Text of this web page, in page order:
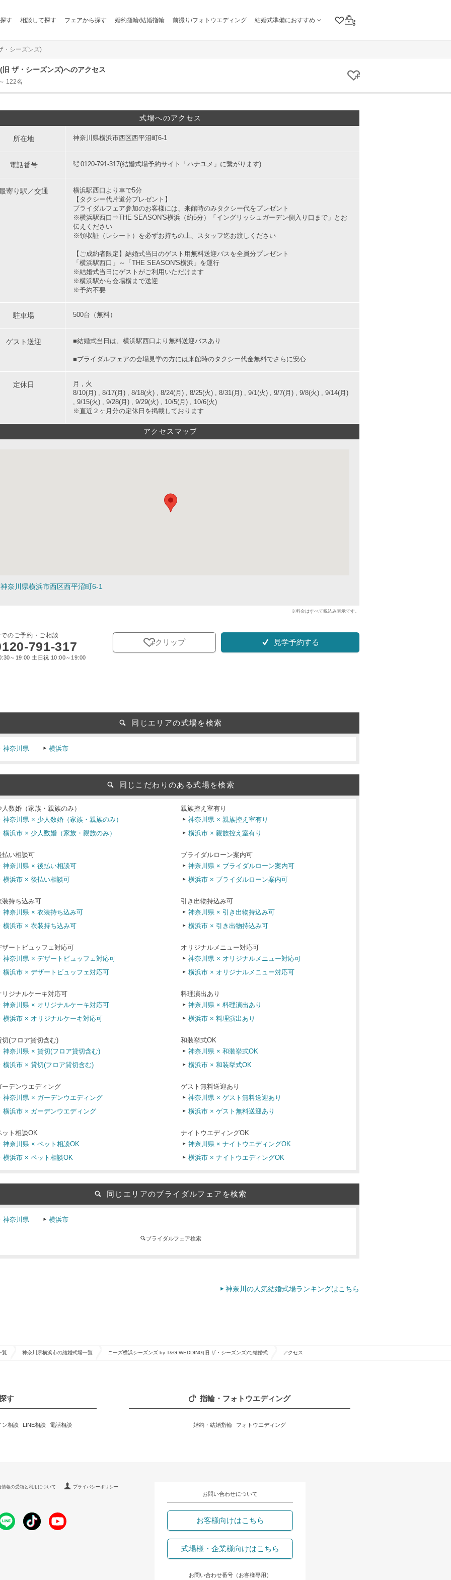
す 相談して探す フェアから探す 婚約指輪/結婚指輪 前撮り/フォトウエディング 結婚式準備におすすめ
クリップリスト
ログイン
・シーズンズ)
ザ・シーズンズ)へのアクセス
122名 クリップする
式場へのアクセス
所在地 神奈川県横浜市西区西平沼町6-1
電話番号 0120-791-317(結婚式場予約サイト「ハナユメ」に繋がります)
寄り駅／交通
横浜駅西口より車で5分
【タクシー代片道分プレゼント】
ブライダルフェア参加のお客様には、来館時のみタクシー代をプレゼント
※横浜駅西口⇒THE SEASON'S横浜（約5分）「イングリッシュガーデン側入り口まで」とお
伝えください
※領収証（レシート）を必ずお持ちの上、スタッフ迄お渡しください
【ご成約者限定】結婚式当日のゲスト用無料送迎バスを全員分プレゼント
「横浜駅西口」～「THE SEASON'S横浜」を運行
※結婚式当日にゲストがご利用いただけます
※横浜駅から会場横まで送迎
※予約不要
駐車場 500台（無料）
ゲスト送迎 ■結婚式当日は、横浜駅西口より無料送迎バスあり
■ブライダルフェアの会場見学の方には来館時のタクシー代金無料でさらに安心
定休日
月 , 火
8/10(月) , 8/17(月) , 8/18(火) , 8/24(月) , 8/25(火) , 8/31(月) , 9/1(火) , 9/7(月) , 9/8(火) , 9/14(月)
, 9/15(火) , 9/28(月) , 9/29(火) , 10/5(月) , 10/6(火)
※直近２ヶ月分の定休日を掲載しております
アクセスマップ
神奈川県横浜市西区西平沼町6-1
※料金はすべて税込み表示です。
のご予約・ご相談
791-317
～19:00 土日祝 10:00～19:00
クリップ 見学予約する
同じエリアの式場を検索
神奈川県 横浜市
同じこだわりのある式場を検索
人数婚（家族・親族のみ）
神奈川県 × 少人数婚（家族・親族のみ）
横浜市 × 少人数婚（家族・親族のみ）
親族控え室有り
神奈川県 × 親族控え室有り
横浜市 × 親族控え室有り
払い相談可
神奈川県 × 後払い相談可
横浜市 × 後払い相談可
ブライダルローン案内可
神奈川県 × ブライダルローン案内可
横浜市 × ブライダルローン案内可
装持ち込み可
神奈川県 × 衣装持ち込み可
横浜市 × 衣装持ち込み可
引き出物持込み可
神奈川県 × 引き出物持込み可
横浜市 × 引き出物持込み可
ザートビュッフェ対応可
神奈川県 × デザートビュッフェ対応可
横浜市 × デザートビュッフェ対応可
オリジナルメニュー対応可
神奈川県 × オリジナルメニュー対応可
横浜市 × オリジナルメニュー対応可
リジナルケーキ対応可
神奈川県 × オリジナルケーキ対応可
横浜市 × オリジナルケーキ対応可
料理演出あり
神奈川県 × 料理演出あり
横浜市 × 料理演出あり
切(フロア貸切含む)
神奈川県 × 貸切(フロア貸切含む)
横浜市 × 貸切(フロア貸切含む)
和装挙式OK
神奈川県 × 和装挙式OK
横浜市 × 和装挙式OK
ーデンウエディング
神奈川県 × ガーデンウエディング
横浜市 × ガーデンウエディング
ゲスト無料送迎あり
神奈川県 × ゲスト無料送迎あり
横浜市 × ゲスト無料送迎あり
ット相談OK
神奈川県 × ペット相談OK
横浜市 × ペット相談OK
ナイトウエディングOK
神奈川県 × ナイトウエディングOK
横浜市 × ナイトウエディングOK
同じエリアのブライダルフェアを検索
神奈川県 横浜市
ブライダルフェア検索
神奈川の人気結婚式場ランキングはこちら
覧 神奈川県横浜市の結婚式場一覧 ニーズ横浜シーズンズ by T&G WEDDING(旧 ザ・シーズンズ)で結婚式 アクセス
す
ン相談 LINE相談 電話相談
指輪・フォトウエディング
婚約・結婚指輪 フォトウエディング
情報の受領と利用について プライバシーポリシー
お問い合わせについて
お客様向けはこちら
式場様・企業様向けはこちら
お問い合わせ番号（お客様専用）